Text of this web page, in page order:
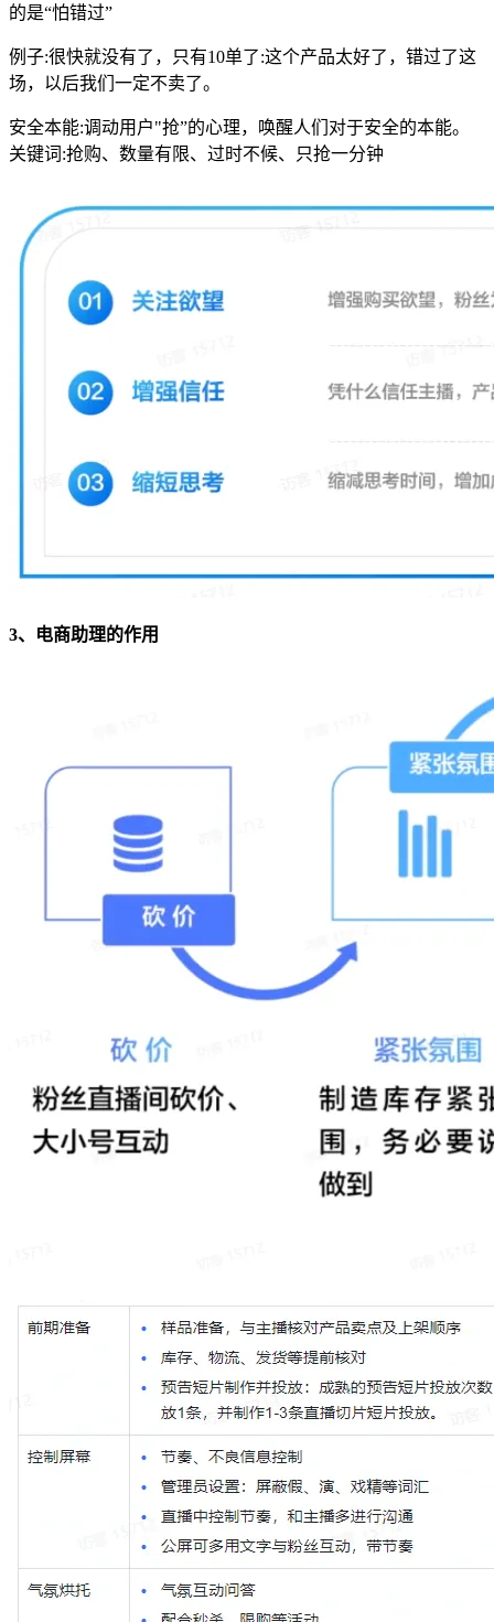
的是“怕错过”
例子:很快就没有了，只有10单了:这个产品太好了，错过了这
场，以后我们一定不卖了。
安全本能:调动用户"抢”的心理，唤醒人们对于安全的本能。
关键词:抢购、数量有限、过时不候、只抢一分钟
3、电商助理的作用